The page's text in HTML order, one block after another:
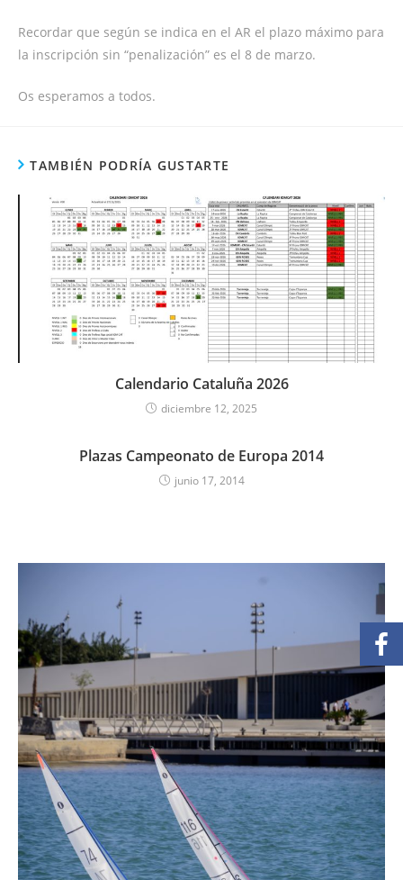
Recordar que según se indica en el AR el plazo máximo para
la inscripción sin “penalización” es el 8 de marzo.
Os esperamos a todos.
TAMBIÉN PODRÍA GUSTARTE
Calendario Cataluña 2026
diciembre 12, 2025
Plazas Campeonato de Europa 2014
junio 17, 2014